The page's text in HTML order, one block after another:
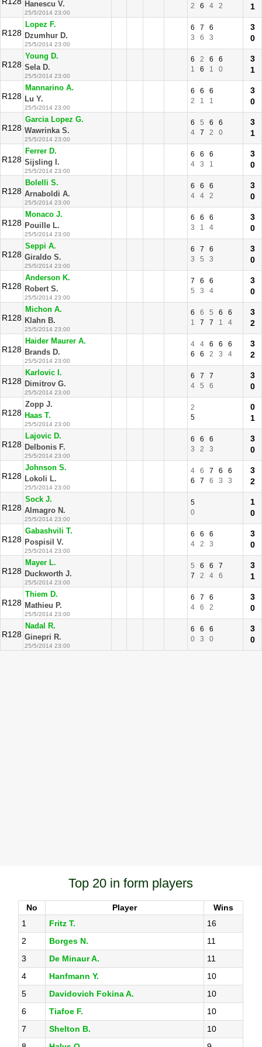
Hanescu V.
25/5/2014 23:00
2
6 4 2
1
R128
Lopez F.
Dzumhur D.
25/5/2014 23:00
6 7
6
3
6 3
3
0
R128
Young D.
Sela D.
25/5/2014 23:00
6 2 6
6
1
6 1 0
3
1
R128
Mannarino A.
Lu Y.
25/5/2014 23:00
6 6
6
2
1 1
3
0
R128
Garcia Lopez G.
Wawrinka S.
25/5/2014 23:00
6 5 6
6
4
7 2 0
3
1
R128
Ferrer D.
Sijsling I.
25/5/2014 23:00
6 6
6
4
3 1
3
0
R128
Bolelli S.
Arnaboldi A.
25/5/2014 23:00
6 6
6
4
4 2
3
0
R128
Monaco J.
Pouille L.
25/5/2014 23:00
6 6
6
3
1 4
3
0
R128
Seppi A.
Giraldo S.
25/5/2014 23:00
6 7
6
3
5 3
3
0
R128
Anderson K.
Robert S.
25/5/2014 23:00
7 6
6
5
3 4
3
0
R128
Michon A.
Klahn B.
25/5/2014 23:00
6 6 5 6
6
1
7 7 1 4
3
2
R128
Haider Maurer A.
Brands D.
25/5/2014 23:00
4 4 6 6
6
6
6 2 3 4
3
2
R128
Karlovic I.
Dimitrov G.
25/5/2014 23:00
6 7
7
4
5 6
3
0
R128
Zopp J.
Haas T.
25/5/2014 23:00
2
5
0
1
R128
Lajovic D.
Delbonis F.
25/5/2014 23:00
6 6
6
3
2 3
3
0
R128
Johnson S.
Lokoli L.
25/5/2014 23:00
4 6 7 6
6
6
7 6 3 3
3
2
R128
Sock J.
Almagro N.
25/5/2014 23:00
5
0
1
0
R128
Gabashvili T.
Pospisil V.
25/5/2014 23:00
6 6
6
4
2 3
3
0
R128
Mayer L.
Duckworth J.
25/5/2014 23:00
5 6 6
7
7
2 4 6
3
1
R128
Thiem D.
Mathieu P.
25/5/2014 23:00
6 7
6
4
6 2
3
0
R128
Nadal R.
Ginepri R.
25/5/2014 23:00
6 6
6
0
3 0
3
0
Top 20 in form players
No Player
Wins
1
Fritz T.
16
2
Borges N.
11
3
De Minaur A.
11
4
Hanfmann Y.
10
5
Davidovich Fokina A.
10
6
Tiafoe F.
10
7
Shelton B.
10